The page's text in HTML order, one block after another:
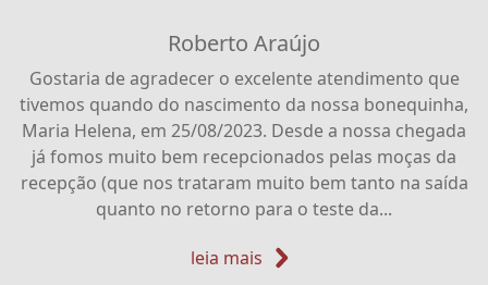
Roberto Araújo
Gostaria de agradecer o excelente atendimento que
tivemos quando do nascimento da nossa bonequinha,
Maria Helena, em 25/08/2023. Desde a nossa chegada
já fomos muito bem recepcionados pelas moças da
recepção (que nos trataram muito bem tanto na saída
quanto no retorno para o teste da...
leia mais
Thais Gonçalves
Lucas e Gabriel nasceram no dia 08 de dezembro de
2019, no Neocenter Maternidade. Na ocasião do
nascimento, houve o rompimento da placenta com 32
semanas de gestação. Eles nasceram de parto normal e
imediatamente foram encaminhamos para a UTI
Neonatal, ficando lá por 22 dias até a alta no dia...
leia mais
leia mais
leia mais